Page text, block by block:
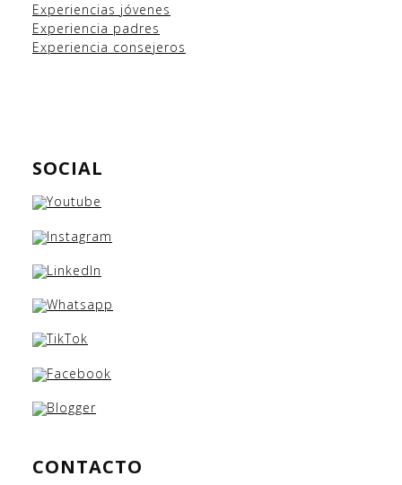
Experiencias jóvenes
Experiencia padres
Experiencia consejeros
SOCIAL
CONTACTO